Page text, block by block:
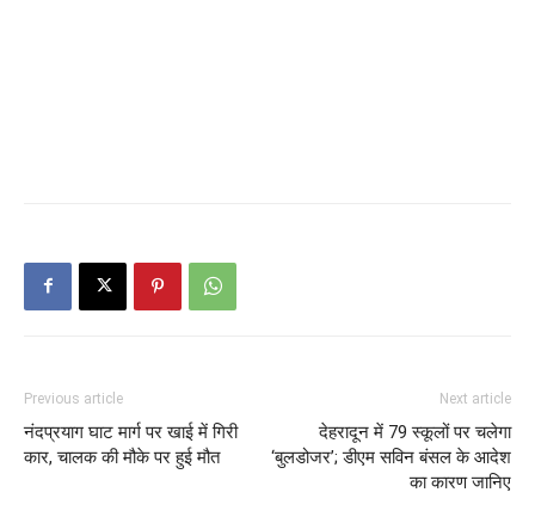
Previous article
नंदप्रयाग घाट मार्ग पर खाई में गिरी
कार, चालक की मौके पर हुई मौत
Next article
देहरादून में 79 स्कूलों पर चलेगा
‘बुलडोजर’; डीएम सविन बंसल के आदेश
का कारण जानिए